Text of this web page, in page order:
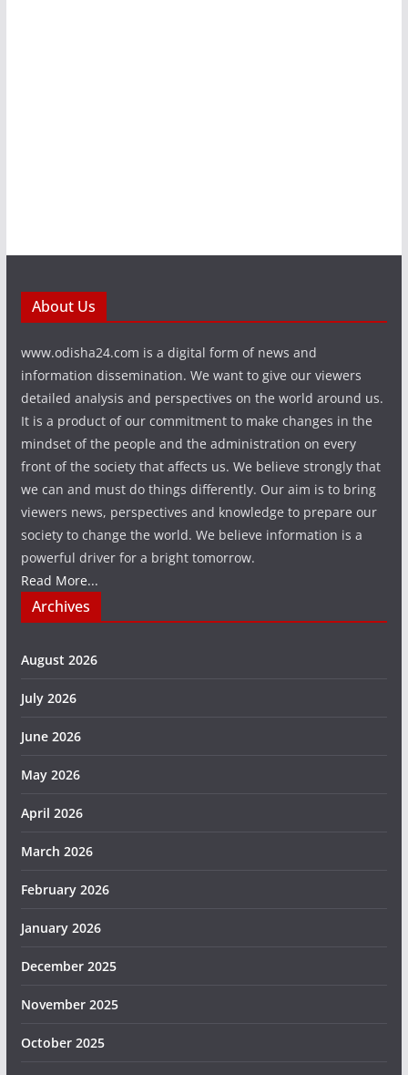
About Us
www.odisha24.com is a digital form of news and
information dissemination. We want to give our viewers
detailed analysis and perspectives on the world around us.
It is a product of our commitment to make changes in the
mindset of the people and the administration on every
front of the society that affects us. We believe strongly that
we can and must do things differently. Our aim is to bring
viewers news, perspectives and knowledge to prepare our
society to change the world. We believe information is a
powerful driver for a bright tomorrow.
Read More...
Archives
August 2026
July 2026
June 2026
May 2026
April 2026
March 2026
February 2026
January 2026
December 2025
November 2025
October 2025